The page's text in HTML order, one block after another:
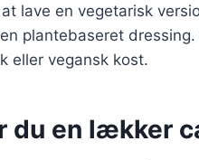
lave en vegetarisk
plantebaseret
eller vegansk kost.
du en lækker